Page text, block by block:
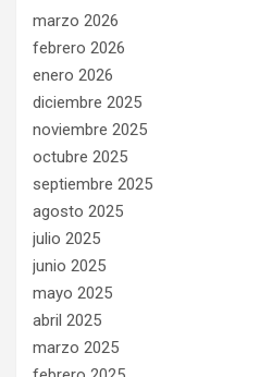
marzo 2026
febrero 2026
enero 2026
diciembre 2025
noviembre 2025
octubre 2025
septiembre 2025
agosto 2025
julio 2025
junio 2025
mayo 2025
abril 2025
marzo 2025